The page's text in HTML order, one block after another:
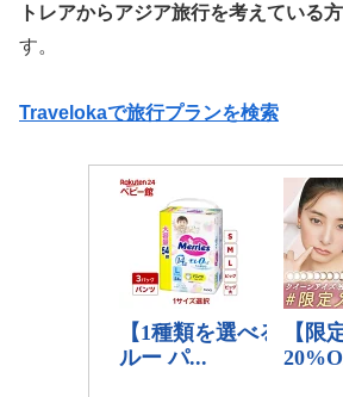
トレアからアジア旅行を考えている
す。
Travelokaで旅行プランを検索